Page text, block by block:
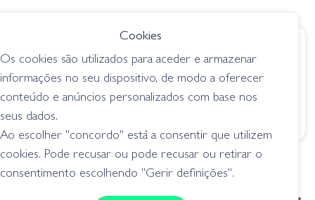
€ 6.15
Hart Spy Craw - CP
Cinnamon Purple
Amostra INSTA
CRAW Sweet Aqua
9cm
condições de venda livro de reclamações
Cookies
Os cookies são utilizados para aceder e armazenar
informações no seu dispositivo, de modo a oferecer
conteúdo e anúncios personalizados com base nos
seus dados.
Ao escolher "concordo" está a consentir que utilizem
cookies. Pode recusar ou pode recusar ou retirar o
consentimento escolhendo "Gerir definições".